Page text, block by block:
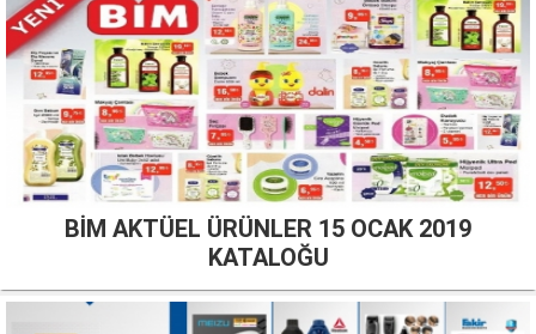
BİM AKTÜEL ÜRÜNLER 15 OCAK 2019
KATALOĞU